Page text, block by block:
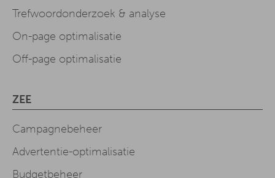
Trefwoordonderzoek & analyse
On-page optimalisatie
Off-page optimalisatie
ZEE
Campagnebeheer
Advertentie-optimalisatie
Budgetbeheer